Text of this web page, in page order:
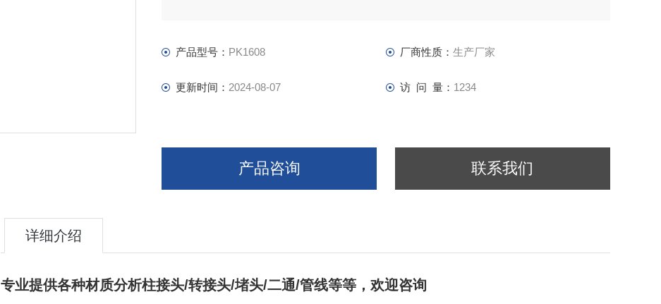
产品型号： PK1608 厂商性质： 生产厂家
更新时间： 2024-08-07 访 问 量： 1234
产品咨询 联系我们
详细介绍
专业提供各种材质分析柱接头/转接头/堵头/二通/管线等等，欢迎咨询